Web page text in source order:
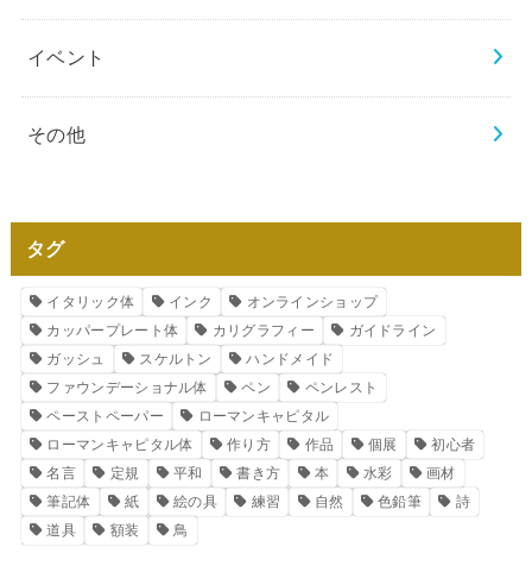
イベント
その他
タグ
イタリック体 インク
オンラインショップ
カッパープレート体
カリグラフィー
ガイドライン
ガッシュ
スケルトン
ハンドメイド
ファウンデーショナル体
ペン
ペンレスト
ペーストペーパー
ローマンキャピタル
ローマンキャピタル体
作り方 作品 個展
初心者
名言
定規 平和 書き方 本 水彩
画材
筆記体
紙 絵の具 練習 自然 色鉛筆
詩
道具
額装 鳥